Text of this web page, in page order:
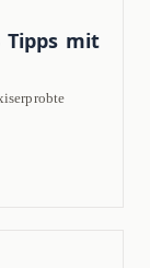
Tipps mit